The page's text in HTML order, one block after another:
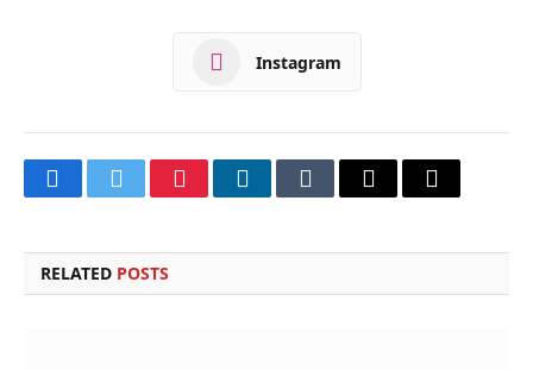
Instagram
FacebookTwitterPinterestLinkedInTumblrEmail
Copy
RELATED POSTS